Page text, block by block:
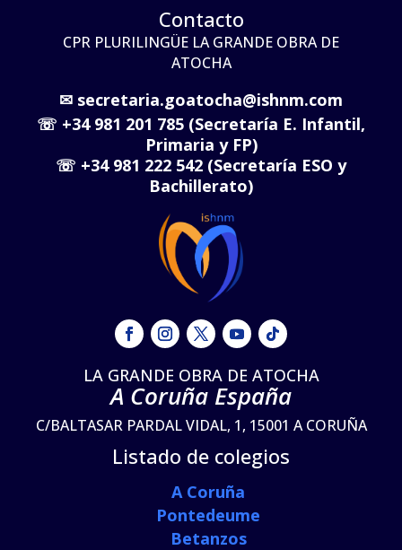
Contacto
CPR PLURILINGÜE LA GRANDE OBRA DE
ATOCHA
✉ secretaria.goatocha@ishnm.com
☏ +34 981 201 785 (Secretaría E. Infantil,
Primaria y FP)
☏ +34 981 222 542 (Secretaría ESO y
Bachillerato)
LA GRANDE OBRA DE ATOCHA
A Coruña España
C/BALTASAR PARDAL VIDAL, 1, 15001 A CORUÑA
Listado de colegios
A Coruña
Pontedeume
Betanzos